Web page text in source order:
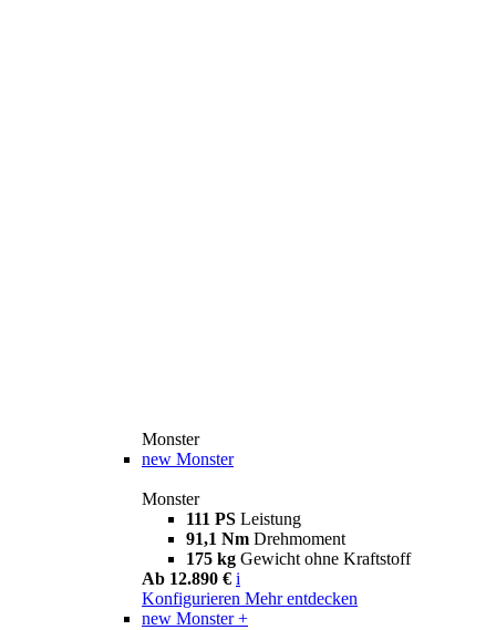
Monster
new Monster
Monster
111 PS Leistung
91,1 Nm Drehmoment
175 kg Gewicht ohne Kraftstoff
Ab 12.890 € i
Konfigurieren Mehr entdecken
new Monster +